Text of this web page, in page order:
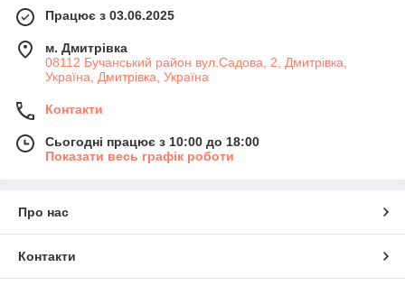
Працює з 03.06.2025
м. Дмитрiвка
08112 Бучанський район вул.Садова, 2, Дмитрівка,
Україна, Дмитрiвка, Україна
Контакти
Сьогодні працює з 10:00 до 18:00
Показати весь графік роботи
Про нас
Контакти